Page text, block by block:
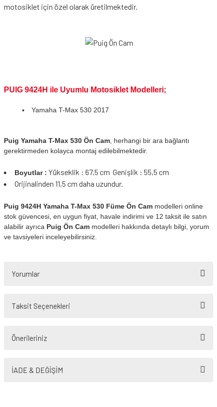
motosiklet için özel olarak üretilmektedir.
PUIG 9424H ile Uyumlu Motosiklet Modelleri;
Yamaha T-Max 530 2017
Puig Yamaha T-Max 530 Ön Cam , herhangi bir ara bağlantı
gerektirmeden kolayca montaj edilebilmektedir.
Boyutlar : Yükseklik : 67,5 cm Genişlik : 55,5 cm
Orijinalinden 11,5 cm daha uzundur.
Puig 9424H Yamaha T-Max 530 Füme Ön Cam modelleri online
stok güvencesi, en uygun fiyat, havale indirimi ve 12 taksit ile satın
alabilir ayrıca Puig Ön Cam modelleri hakkında detaylı bilgi, yorum
ve tavsiyeleri inceleyebilirsiniz.
Yorumlar
Taksit Seçenekleri
Önerileriniz
yetersiz gördüğünüz noktaları öneri formunu kullanarak tarafımıza
İADE & DEĞİŞİM